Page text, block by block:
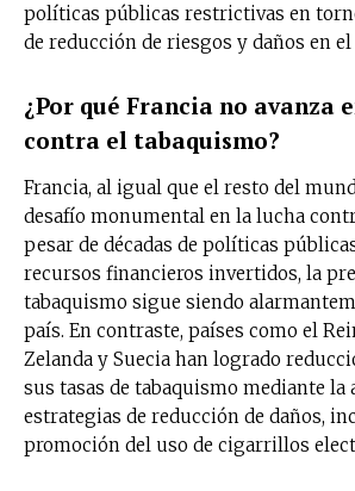
políticas públicas restrictivas en
de reducción de riesgos y daños en
¿Por qué Francia no avanza
contra el tabaquismo?
Francia, al igual que el resto del
desafío monumental en la lucha
pesar de décadas de políticas
recursos financieros invertidos, la
tabaquismo sigue siendo
país. En contraste, países como el
Zelanda y Suecia han logrado
sus tasas de tabaquismo mediante la
estrategias de reducción de daños,
promoción del uso de cigarrillos